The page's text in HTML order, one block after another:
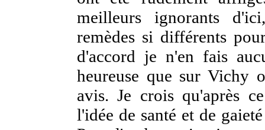
meilleurs ignorants
remèdes si différents
d'accord je n'en fais
heureuse que sur Vichy
avis. Je crois qu'après
l'idée de santé et de